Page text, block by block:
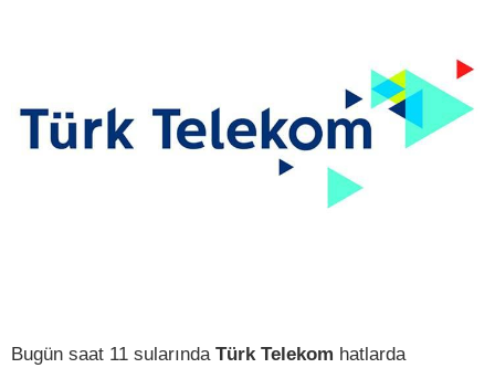
Bugün saat 11 sularında Türk Telekom hatlarda